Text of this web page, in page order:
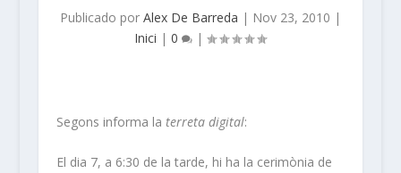
Publicado por Alex De Barreda | Nov 23, 2010 |
Inici |0 |
Segons informa la terreta digital:
El dia 7, a 6:30 de la tarde, hi ha la cerimònia de